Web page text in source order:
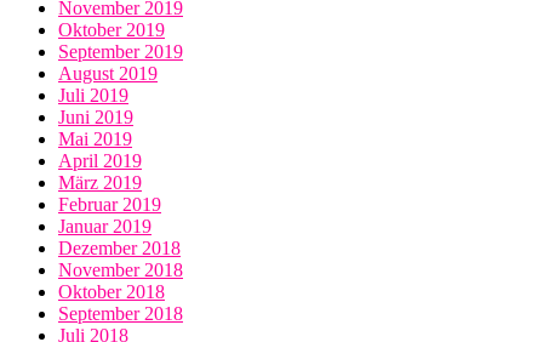
November 2019
Oktober 2019
September 2019
August 2019
Juli 2019
Juni 2019
Mai 2019
April 2019
März 2019
Februar 2019
Januar 2019
Dezember 2018
November 2018
Oktober 2018
September 2018
Juli 2018